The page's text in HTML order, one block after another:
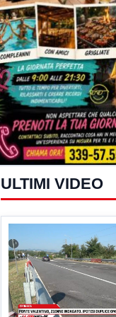
ULTIMI VIDEO
7 AGOSTO 2026
Ponte